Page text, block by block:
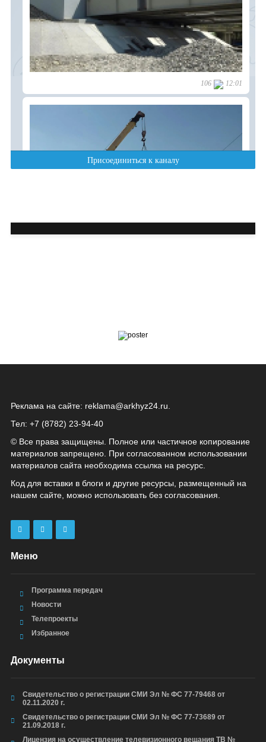
Реклама на сайте: reklama@arkhyz24.ru
Тел: +7 (8782) 23‑94‑40
© Все права защищены. Полное или частичное копирование
материалов запрещено. При согласованном использовании
материалов сайта необходима ссылка на ресурс.
Код для вставки в блоги и другие ресурсы, размещенный на
нашем сайте, можно использовать без согласования.
Меню
Программа передач
Новости
Телепроекты
Избранное
Документы
Свидетельство о регистрации СМИ Эл № ФС 77-79468 от
02.11.2020 г.
Свидетельство о регистрации СМИ Эл № ФС 77-73689 от
21.09.2018 г.
Лицензия на осуществление телевизионного вещания ТВ №